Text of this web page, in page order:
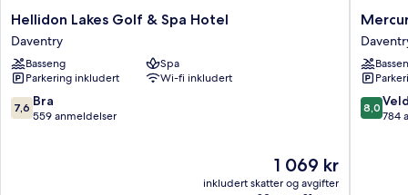
Hellidon
Lakes
Golf
&
Spa
Hotel
Daventry
Hellidon Lakes Golf & Spa Hotel
Daventry
Basseng
Spa
Parkering inkludert
Wi-fi inkludert
7.6
av
7,6 Bra
559 anmeldelser
Prisen
er
1 069 kr
inkludert skatter og avgifter
Mercure
Court
Hotel
8.0
av
8,0
784